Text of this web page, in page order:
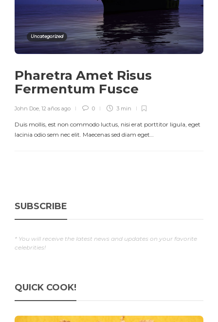
Uncategorized
Pharetra Amet Risus
Fermentum Fusce
John Doe, 12 años ago 0 3 min
Duis mollis, est non commodo luctus, nisi erat porttitor ligula, eget
lacinia odio sem nec elit. Maecenas sed diam eget…
SUBSCRIBE
* You will receive the latest news and updates on your favorite
celebrities!
QUICK COOK!